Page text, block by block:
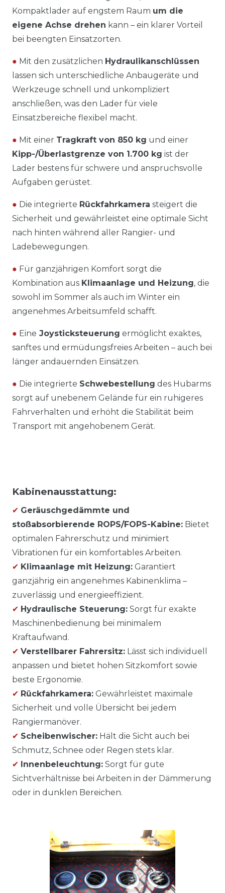
Kompaktlader auf engstem Raum um die
eigene Achse drehen kann – ein klarer Vorteil
bei beengten Einsatzorten.
● Mit den zusätzlichen Hydraulikanschlüssen
lassen sich unterschiedliche Anbaugeräte und
Werkzeuge schnell und unkompliziert
anschließen, was den Lader für viele
Einsatzbereiche flexibel macht.
● Mit einer Tragkraft von 850 kg und einer
Kipp-/Überlastgrenze von 1.700 kg ist der
Lader bestens für schwere und anspruchsvolle
Aufgaben gerüstet.
● Die integrierte Rückfahrkamera steigert die
Sicherheit und gewährleistet eine optimale Sicht
nach hinten während aller Rangier- und
Ladebewegungen.
● Für ganzjährigen Komfort sorgt die
Kombination aus Klimaanlage und Heizung, die
sowohl im Sommer als auch im Winter ein
angenehmes Arbeitsumfeld schafft.
● Eine Joysticksteuerung ermöglicht exaktes,
sanftes und ermüdungsfreies Arbeiten – auch bei
länger andauernden Einsätzen.
● Die integrierte Schwebestellung des Hubarms
sorgt auf unebenem Gelände für ein ruhigeres
Fahrverhalten und erhöht die Stabilität beim
Transport mit angehobenem Gerät.
Kabinenausstattung:
✔ Geräuschgedämmte und
stoßabsorbierende ROPS/FOPS-Kabine: Bietet
optimalen Fahrerschutz und minimiert
Vibrationen für ein komfortables Arbeiten.
✔ Klimaanlage mit Heizung: Garantiert
ganzjährig ein angenehmes Kabinenklima –
zuverlässig und energieeffizient.
✔ Hydraulische Steuerung: Sorgt für exakte
Maschinenbedienung bei minimalem
Kraftaufwand.
✔ Verstellbarer Fahrersitz: Lässt sich individuell
anpassen und bietet hohen Sitzkomfort sowie
beste Ergonomie.
✔ Rückfahrkamera: Gewährleistet maximale
Sicherheit und volle Übersicht bei jedem
Rangiermanöver.
✔ Scheibenwischer: Hält die Sicht auch bei
Schmutz, Schnee oder Regen stets klar.
✔ Innenbeleuchtung: Sorgt für gute
Sichtverhältnisse bei Arbeiten in der Dämmerung
oder in dunklen Bereichen.